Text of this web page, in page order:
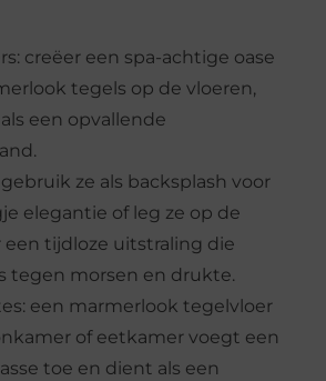
creëer een spa-achtige oase
tegels op de vloeren,
een opvallende
ze als backsplash voor
elegantie of leg ze op de
een tijdloze uitstraling die
tegen morsen en drukte.
een marmerlook tegelvloer
of eetkamer voegt een
toe en dient als een